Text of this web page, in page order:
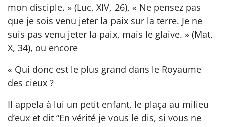
mon disciple. » (Luc, XIV, 26), « Ne pensez pas
que je sois venu jeter la paix sur la terre. Je ne
suis pas venu jeter la paix, mais le glaive. » (Mat,
X, 34), ou encore
« Qui donc est le plus grand dans le Royaume
des cieux ?
Il appela à lui un petit enfant, le plaça au milieu
d’eux et dit “En vérité je vous le dis, si vous ne